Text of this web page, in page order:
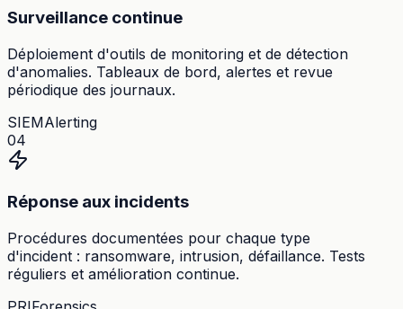
Surveillance continue
Déploiement d'outils de monitoring et de détection
d'anomalies. Tableaux de bord, alertes et revue
périodique des journaux.
SIEMAlerting
04
Réponse aux incidents
Procédures documentées pour chaque type
d'incident : ransomware, intrusion, défaillance. Tests
réguliers et amélioration continue.